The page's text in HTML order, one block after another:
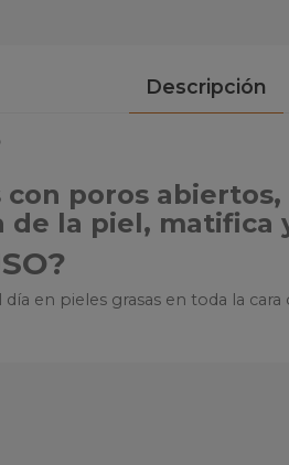
Descripción
con poros
de la piel, matifica
en pieles grasas en toda la